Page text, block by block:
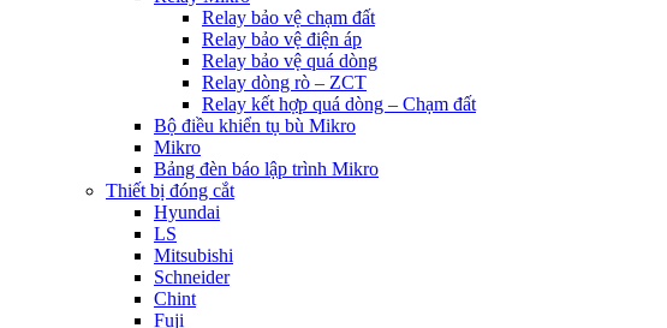
Relay bảo vệ chạm đất
Relay bảo vệ điện áp
Relay bảo vệ quá dòng
Relay dòng rò – ZCT
Relay kết hợp quá dòng – Chạm đất
Bộ điều khiển tụ bù Mikro
Mikro
Bảng đèn báo lập trình Mikro
Thiết bị đóng cắt
Hyundai
LS
Mitsubishi
Schneider
Chint
Fuji